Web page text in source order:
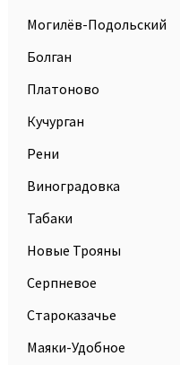
Могилёв-Подольский
Болган
Платоново
Кучурган
Рени
Виноградовка
Табаки
Новые Трояны
Серпневое
Староказачье
Маяки-Удобнoе